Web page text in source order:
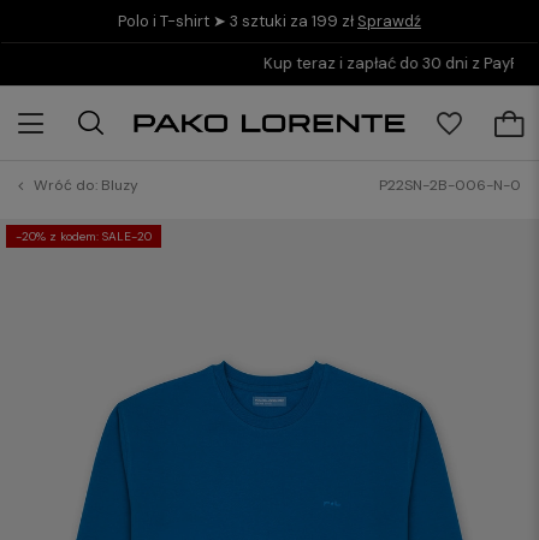
Polo i T-shirt ➤ 3 sztuki za 199 zł Sprawdź
Kup teraz i zapłać do 30 dni z PayPo
Wróć do: Bluzy P22SN-2B-006-N-0
-20% z kodem: SALE-20